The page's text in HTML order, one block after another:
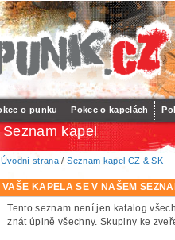
o punku Pokec o kapelách
Seznam kapel
Úvodní strana /Seznam kapel CZ & SK
VAŠE KAPELA SE V NAŠEM
Tento seznam není jen katalog
znát úplně všechny. Skupiny ke